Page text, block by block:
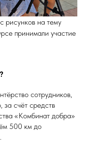
рисунков на тему
принимали участие
сотрудников,
счёт средств
«Комбинат добра»
500 км до